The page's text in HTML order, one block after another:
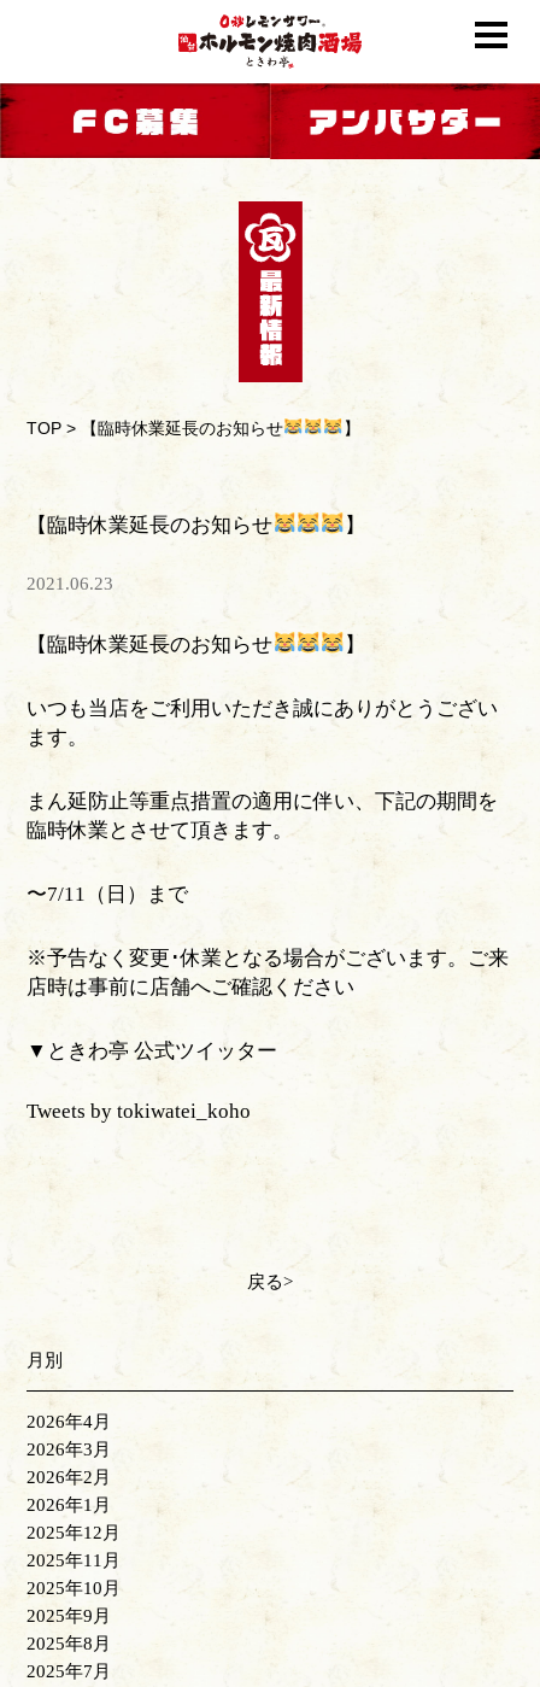
TOP > 【臨時休業延長のお知らせ 】
【臨時休業延長のお知らせ 】
2021.06.23
【臨時休業延長のお知らせ 】
いつも当店をご利用いただき誠にありがとうござい
ます。
まん延防止等重点措置の適用に伴い、下記の期間を
臨時休業とさせて頂きます。
〜7/11（日）まで
※予告なく変更･休業となる場合がございます。ご来
店時は事前に店舗へご確認ください
▼ときわ亭 公式ツイッター
Tweets by tokiwatei_koho
戻る
月別
2026年4月
2026年3月
2026年2月
2026年1月
2025年12月
2025年11月
2025年10月
2025年9月
2025年8月
2025年7月